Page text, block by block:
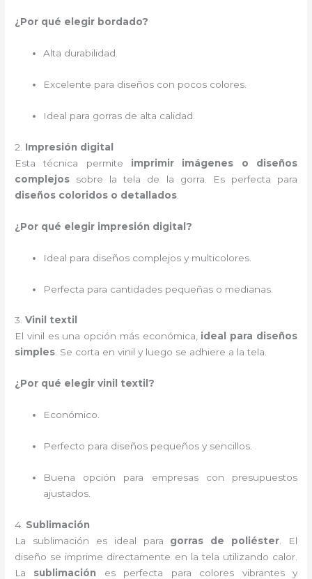
¿Por qué elegir bordado?
Alta durabilidad.
Excelente para diseños con pocos colores.
Ideal para gorras de alta calidad.
2. Impresión digital
Esta técnica permite imprimir imágenes o diseños
complejos sobre la tela de la gorra. Es perfecta para
diseños coloridos o detallados
¿Por qué elegir impresión digital?
Ideal para diseños complejos y multicolores.
Perfecta para cantidades pequeñas o medianas.
3.Vinil textil
El vinil es una opción más económica, ideal para diseños
simples. Se corta en vinil y luego se adhiere a la tela.
¿Por qué elegir vinil textil?
Económico.
Perfecto para diseños pequeños y sencillos.
Buena opción para empresas con presupuestos
ajustados.
4. Sublimación
La sublimación es ideal para gorras de poliéster . El
diseño se imprime directamente en la tela utilizando calor.
La sublimación es perfecta para colores vibrantes y